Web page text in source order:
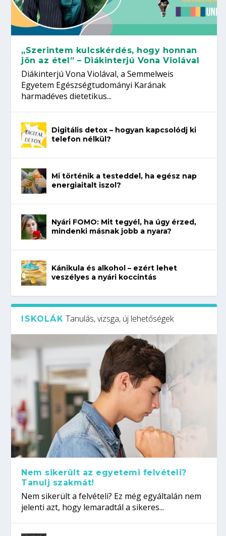
„Szerintem kulcskérdés, hogy honnan
jön az étel” – Diákinterjú Vona Violával
Diákinterjú Vona Violával, a Semmelweis
Egyetem Egészségtudományi Karának
harmadéves dietetikus...
Digitális detox – hogyan kapcsolódj ki
telefon nélkül?
Mi történik a testeddel, ha egész nap
energiaitalt iszol?
Nyári FOMO: Mit tegyél, ha úgy érzed,
mindenki másnak jobb a nyara?
Kánikula és alkohol – ezért lehet
veszélyes a nyári koccintás
ISKOLÁK Tanulás, vizsga, új lehetőségek
Nem sikerült az egyetemi felvételi?
Tanulj szakmát!
Nem sikerült a felvételi? Ez még egyáltalán nem
jelenti azt, hogy lemaradtál a sikeres...